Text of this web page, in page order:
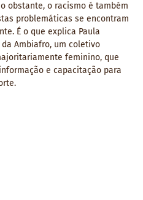
obstante, o racismo é também
problemáticas se encontram
É o que explica Paula
Ambiafro, um coletivo
feminino, que
e capacitação para